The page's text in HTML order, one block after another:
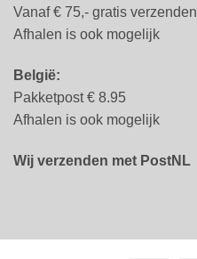
Vanaf € 75,- gratis verzenden
Afhalen is ook mogelijk
België:
Pakketpost € 8.95
Afhalen is ook mogelijk
Wij verzenden met PostNL